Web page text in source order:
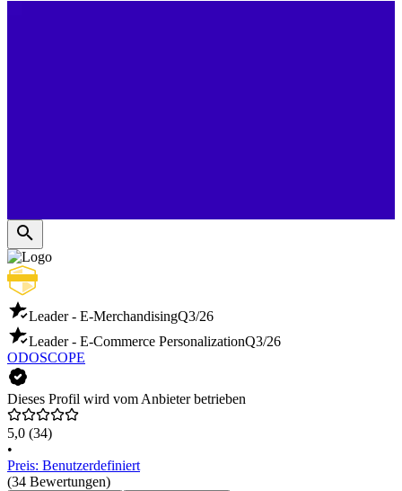
Leader - E-MerchandisingQ3/26
Leader - E-Commerce PersonalizationQ3/26
ODOSCOPE
Dieses Profil wird vom Anbieter betrieben
5,0 (34)
•
Preis: Benutzerdefiniert
(34 Bewertungen)